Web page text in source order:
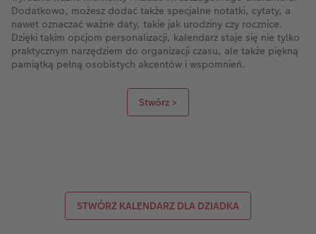
Dodatkowo, możesz dodać także specjalne notatki, cytaty, a
nawet oznaczać ważne daty, takie jak urodziny czy rocznice.
Dzięki takim opcjom personalizacji, kalendarz staje się nie tylko
praktycznym narzędziem do organizacji czasu, ale także piękną
pamiątką pełną osobistych akcentów i wspomnień.
Stwórz >
STWÓRZ KALENDARZ DLA DZIADKA